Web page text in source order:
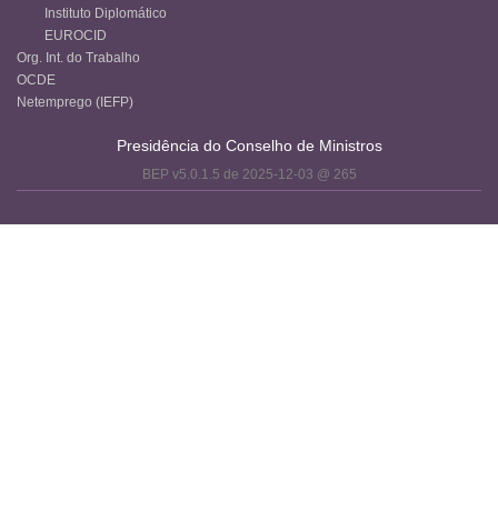
Instituto Diplomático
EUROCID
Org. Int. do Trabalho
OCDE
Netemprego (IEFP)
Presidência do Conselho de Ministros
BEP v5.0.1.5 de 2025-12-03 @ 265